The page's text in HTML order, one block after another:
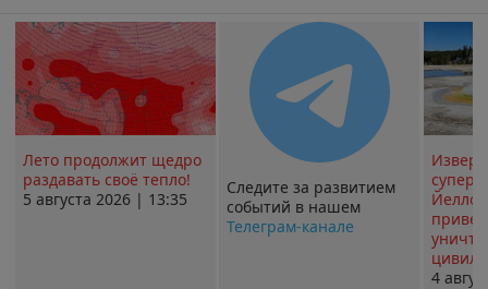
Лето продолжит щедро
раздавать своё тепло!
5 августа 2026 | 13:35
Следите за развитием
событий в нашем
Телеграм-канале
4